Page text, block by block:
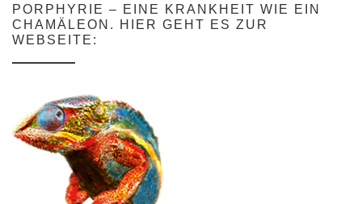
PORPHYRIE – EINE KRANKHEIT WIE EIN
CHAMÄLEON. HIER GEHT ES ZUR
WEBSEITE: